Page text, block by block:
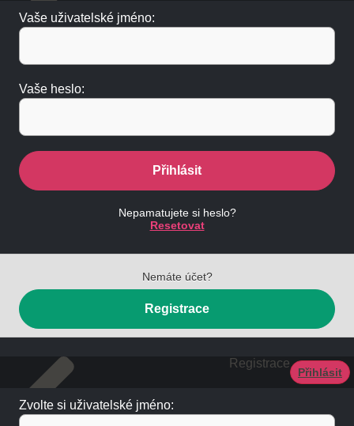
Vaše uživatelské jméno:
Vaše heslo:
Přihlásit
Nepamatujete si heslo?
Resetovat
Nemáte účet?
Registrace
Registrace
Přihlásit
Zvolte si uživatelské jméno: